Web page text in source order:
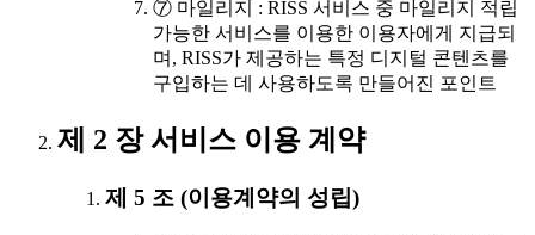
⑦ 마일리지 : RISS 서비스 중 마일리지 적립
가능한 서비스를 이용한 이용자에게 지급되
며, RISS가 제공하는 특정 디지털 콘텐츠를
구입하는 데 사용하도록 만들어진 포인트
제 2 장 서비스 이용 계약
제 5 조 (이용계약의 성립)